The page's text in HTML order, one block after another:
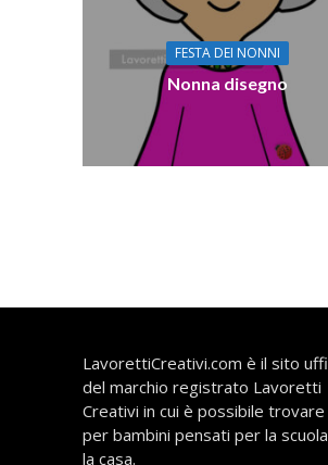
FESTA DEI NONNI
Nonna disegno
LavorettiCreativi.com è il sito
del marchio registrato Lavoretti
Creativi in cui è possibile trovare
per bambini pensati per la
la casa.